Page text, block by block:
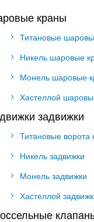
краны
Титановые
Никель шаровые
Монель шаровые
Хастеллой
задвижки
Титановые ворота
Никель задвижки
Монель задвижки
Хастеллой